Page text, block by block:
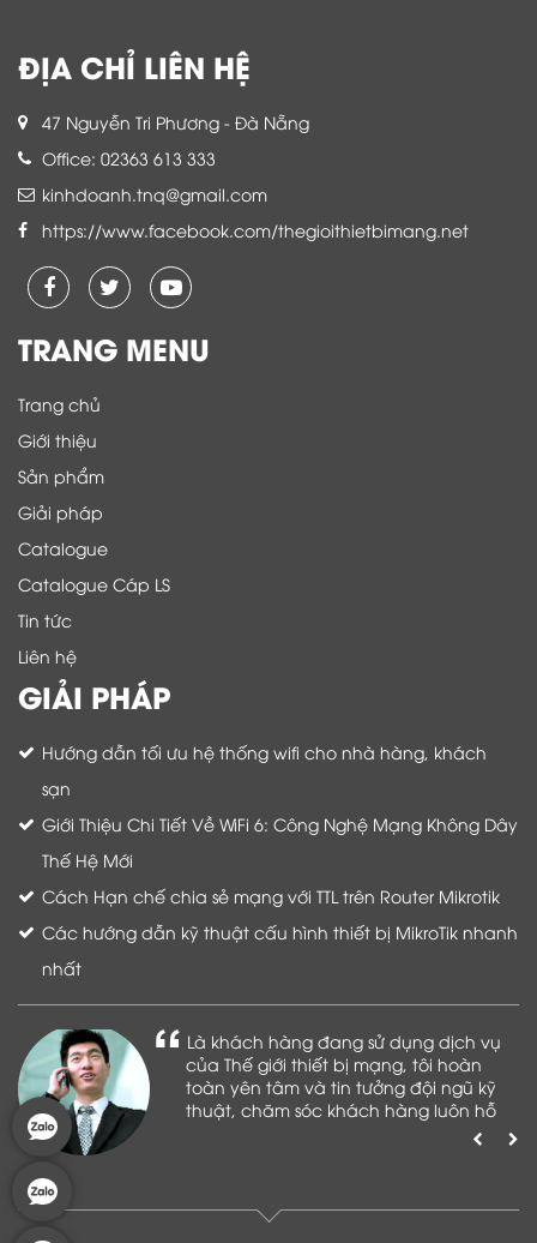
ĐỊA CHỈ LIÊN HỆ
47 Nguyễn Tri Phương - Đà Nẵng
Office: 02363 613 333
kinhdoanh.tnq@gmail.com
https://www.facebook.com/thegioithietbimang.net
TRANG MENU
Trang chủ
Giới thiệu
Sản phẩm
Giải pháp
Catalogue
Catalogue Cáp LS
Tin tức
Liên hệ
GIẢI PHÁP
Hướng dẫn tối ưu hệ thống wifi cho nhà hàng, khách
sạn
Giới Thiệu Chi Tiết Về WiFi 6: Công Nghệ Mạng Không Dây
Thế Hệ Mới
Cách Hạn chế chia sẻ mạng với TTL trên Router Mikrotik
Các hướng dẫn kỹ thuật cấu hình thiết bị MikroTik nhanh
nhất
Là khách hàng đang sử dụng dịch vụ
của Thế giới thiết bị mạng, tôi hoàn
toàn yên tâm và tin tưởng đội ngũ kỹ
thuật, chăm sóc khách hàng luôn hỗ